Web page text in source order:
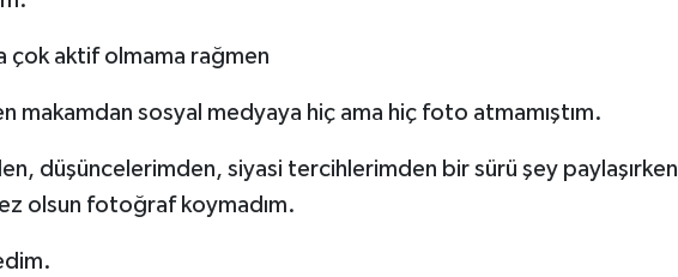
çok aktif olmama rağmen
makamdan sosyal medyaya hiç ama hiç foto atmamıştım.
düşüncelerimden, siyasi tercihlerimden bir sürü şey paylaşırken
olsun fotoğraf koymadım.